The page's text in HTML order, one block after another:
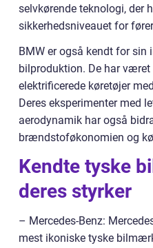
selvkørende teknologi, der
sikkerhedsniveauet for
BMW er også kendt for
bilproduktion. De har været
elektrificerede køretøjer
Deres eksperimenter med
aerodynamik har også
brændstoføkonomien og
Kendte tyske
deres styrker
– Mercedes-Benz:
mest ikoniske tyske